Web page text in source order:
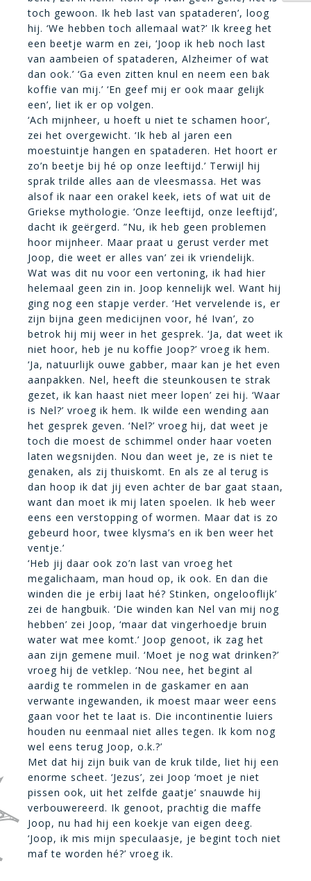
toch gewoon. Ik heb last van spataderen’, loog
hij. ‘We hebben toch allemaal wat?’ Ik kreeg het
een beetje warm en zei, ‘Joop ik heb noch last
van aambeien of spataderen, Alzheimer of wat
dan ook.’ ‘Ga even zitten knul en neem een bak
koffie van mij.’ ‘En geef mij er ook maar gelijk
een’, liet ik er op volgen.
‘Ach mijnheer, u hoeft u niet te schamen hoor’,
zei het overgewicht. ‘Ik heb al jaren een
moestuintje hangen en spataderen. Het hoort er
zo’n beetje bij hé op onze leeftijd.’ Terwijl hij
sprak trilde alles aan de vleesmassa. Het was
alsof ik naar een orakel keek, iets of wat uit de
Griekse mythologie. ‘Onze leeftijd, onze leeftijd’,
dacht ik geërgerd. ”Nu, ik heb geen problemen
hoor mijnheer. Maar praat u gerust verder met
Joop, die weet er alles van’ zei ik vriendelijk.
Wat was dit nu voor een vertoning, ik had hier
helemaal geen zin in. Joop kennelijk wel. Want hij
ging nog een stapje verder. ‘Het vervelende is, er
zijn bijna geen medicijnen voor, hé Ivan’, zo
betrok hij mij weer in het gesprek. ‘Ja, dat weet ik
niet hoor, heb je nu koffie Joop?’ vroeg ik hem.
‘Ja, natuurlijk ouwe gabber, maar kan je het even
aanpakken. Nel, heeft die steunkousen te strak
gezet, ik kan haast niet meer lopen’ zei hij. ‘Waar
is Nel?’ vroeg ik hem. Ik wilde een wending aan
het gesprek geven. ‘Nel?’ vroeg hij, dat weet je
toch die moest de schimmel onder haar voeten
laten wegsnijden. Nou dan weet je, ze is niet te
genaken, als zij thuiskomt. En als ze al terug is
dan hoop ik dat jij even achter de bar gaat staan,
want dan moet ik mij laten spoelen. Ik heb weer
eens een verstopping of wormen. Maar dat is zo
gebeurd hoor, twee klysma’s en ik ben weer het
ventje.’
‘Heb jij daar ook zo’n last van vroeg het
megalichaam, man houd op, ik ook. En dan die
winden die je erbij laat hé? Stinken, ongelooflijk’
zei de hangbuik. ‘Die winden kan Nel van mij nog
hebben’ zei Joop, ‘maar dat vingerhoedje bruin
water wat mee komt.’ Joop genoot, ik zag het
aan zijn gemene muil. ‘Moet je nog wat drinken?’
vroeg hij de vetklep. ‘Nou nee, het begint al
aardig te rommelen in de gaskamer en aan
verwante ingewanden, ik moest maar weer eens
gaan voor het te laat is. Die incontinentie luiers
houden nu eenmaal niet alles tegen. Ik kom nog
wel eens terug Joop, o.k.?’
Met dat hij zijn buik van de kruk tilde, liet hij een
enorme scheet. ‘Jezus’, zei Joop ‘moet je niet
pissen ook, uit het zelfde gaatje’ snauwde hij
verbouwereerd. Ik genoot, prachtig die maffe
Joop, nu had hij een koekje van eigen deeg.
‘Joop, ik mis mijn speculaasje, je begint toch niet
maf te worden hé?’ vroeg ik.